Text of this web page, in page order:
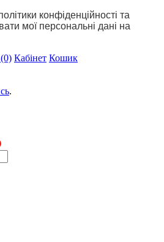
конфіденційності та
мої персональні дані на
Кабінет Кошик
.